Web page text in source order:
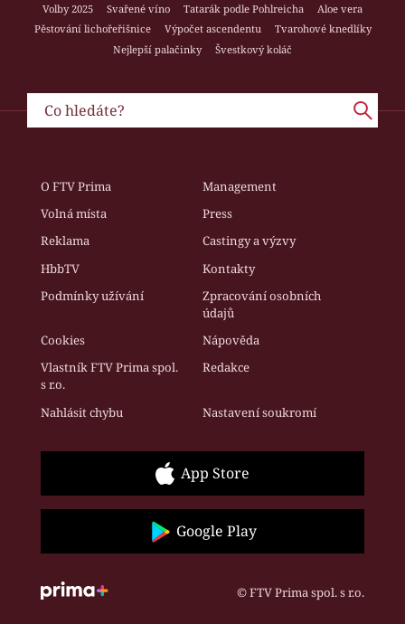
Volby 2025
Svařené víno Tatarák podle Pohlreicha
Aloe vera
Pěstování lichořeřišnice
Výpočet ascendentu
Tvarohové knedlíky
Nejlepší palačinky
Švestkový koláč
O FTV Prima
Management
Volná místa
Press
Reklama
Castingy a výzvy
HbbTV
Kontakty
Podmínky užívání
Zpracování osobních
údajů
Cookies
Nápověda
Vlastník FTV Prima spol.
s r.o.
Redakce
Nahlásit chybu Nastavení soukromí
App Store
Google Play
© FTV Prima spol. s r.o.